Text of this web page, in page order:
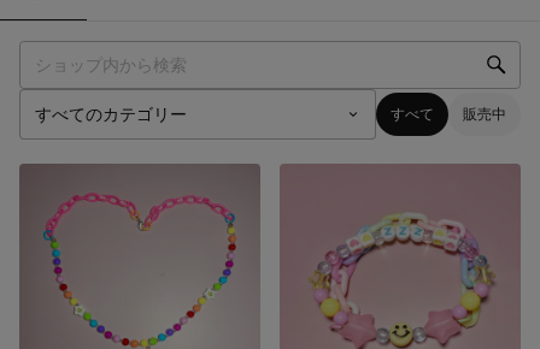
すべて 販売中